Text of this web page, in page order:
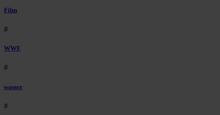
Film
#
WWF
#
wasser
#